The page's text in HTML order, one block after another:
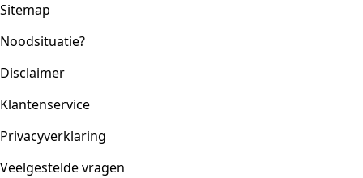
Sitemap
Noodsituatie?
Disclaimer
Klantenservice
Privacyverklaring
Veelgestelde vragen